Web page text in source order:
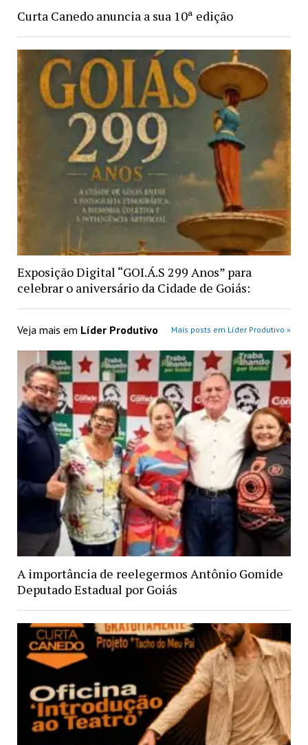
Curta Canedo anuncia a sua 10ª edição
Exposição Digital “GOI.Á.S 299 Anos” para
celebrar o aniversário da Cidade de Goiás:
Veja mais em Líder Produtivo Mais posts em Líder Produtivo »
A importância de reelegermos Antônio Gomide
Deputado Estadual por Goiás